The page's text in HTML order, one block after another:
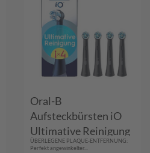
Oral-B
Aufsteckbürsten iO
Ultimative Reinigung
Schwarz 4er
ÜBERLEGENE PLAQUE-ENTFERNUNG:
Perfekt angewinkelter...